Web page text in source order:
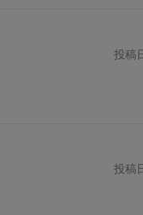
投稿
投稿